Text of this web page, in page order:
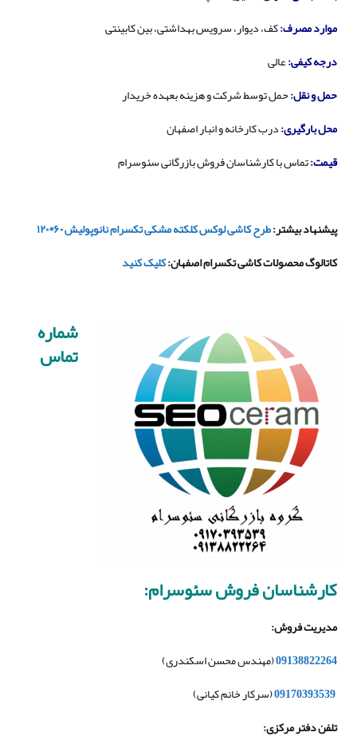
موارد مصرف:کف، دیوار، سرویس بهداشتی، بین کابینتی
درجه کیفی:عالی
حمل و نقل:حمل توسط شرکت و هزینه بعهده خریدار
محل بارگیری:درب کارخانه و انبار اصفهان
قیمت:تماس با کارشناسان فروش بازرگانی سئوسرام
پیشنهاد بیشتر:طرح کاشی لوکس کلکته مشکی تکسرام نانوپولیش ۶۰*۱۲۰
کاتالوگ محصولات کاشی تکسرام اصفهان:کلیک کنید
شماره
تماس
کارشناسان فروش سئوسرام:
مدیریت فروش:
09138822264(مهندس محسن اسکندری)
09170393539(سرکار خانم کیانی)
تلفن دفتر مرکزی: